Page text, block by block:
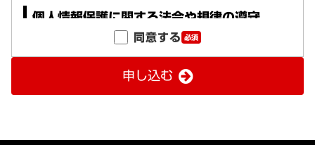
同意する 必須
申し込む